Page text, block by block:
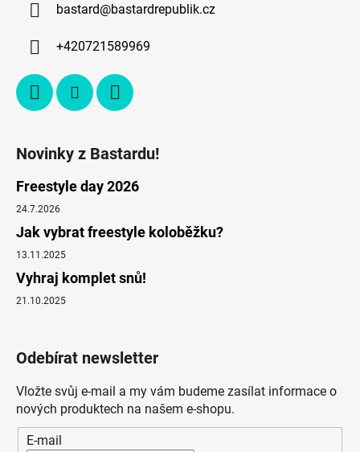
bastard@bastardrepublik.cz
+420721589969
Novinky z Bastardu!
Freestyle day 2026
24.7.2026
Jak vybrat freestyle koloběžku?
13.11.2025
Vyhraj komplet snů!
21.10.2025
Odebírat newsletter
Vložte svůj e-mail a my vám budeme zasílat informace o
nových produktech na našem e-shopu.
E-mail